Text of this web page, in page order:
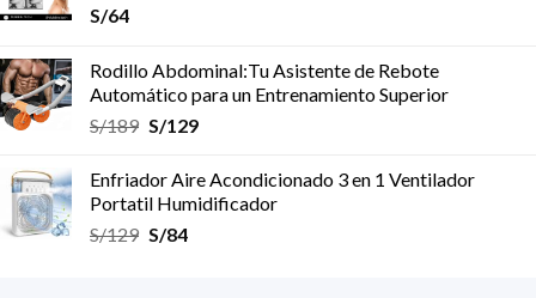
S/64
Rodillo Abdominal:Tu Asistente de Rebote
Automático para un Entrenamiento Superior
S/189 S/129
Enfriador Aire Acondicionado 3 en 1 Ventilador
Portatil Humidificador
S/129 S/84